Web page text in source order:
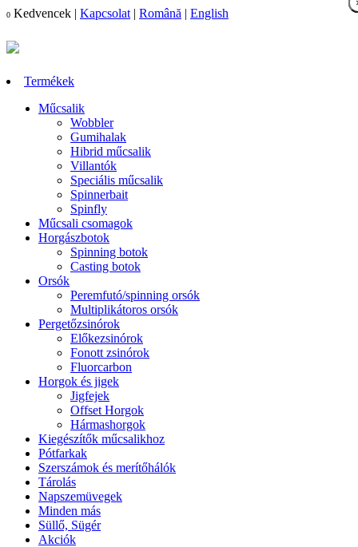
0 Kedvencek | Kapcsolat | Română | English
Termékek
Műcsalik
Wobbler
Gumihalak
Hibrid műcsalik
Villantók
Speciális műcsalik
Spinnerbait
Spinfly
Műcsali csomagok
Horgászbotok
Spinning botok
Casting botok
Orsók
Peremfutó/spinning orsók
Multiplikátoros orsók
Pergetőzsinórok
Előkezsinórok
Fonott zsinórok
Fluorcarbon
Horgok és jigek
Jigfejek
Offset Horgok
Hármashorgok
Kiegészítők műcsalikhoz
Pótfarkak
Szerszámok és merítőhálók
Tárolás
Napszemüvegek
Minden más
Süllő, Sügér
Akciók